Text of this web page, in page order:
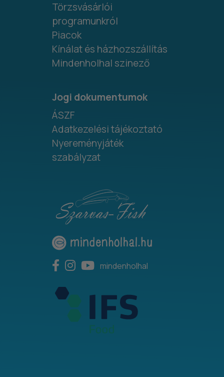
Törzsvásárlói
programunkról
Piacok
Kínálat és házhozszállítás
Mindenholhal szinező
Jogi dokumentumok
ÁSZF
Adatkezelési tájékoztató
Nyereményjáték
szabályzat
mindenholhal